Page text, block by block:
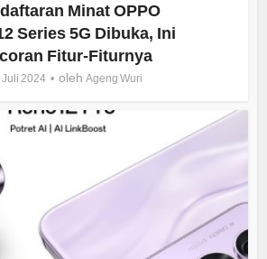
Minat OPPO
Series 5G Dibuka, Ini
Fitur-Fiturnya
Juli 2024 oleh Ageng Wuri